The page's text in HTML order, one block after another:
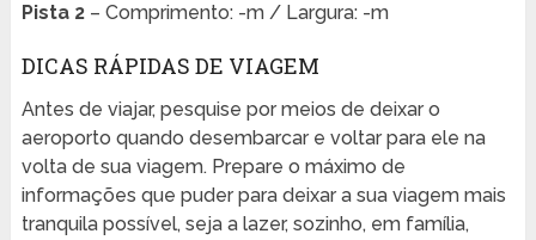
Pista 2– Comprimento: -m / Largura: -m
DICAS RÁPIDAS DE VIAGEM
Antes de viajar, pesquise por meios de deixar o
aeroporto quando desembarcar e voltar para ele na
volta de sua viagem. Prepare o máximo de
informações que puder para deixar a sua viagem mais
tranquila possível, seja a lazer, sozinho, em família,